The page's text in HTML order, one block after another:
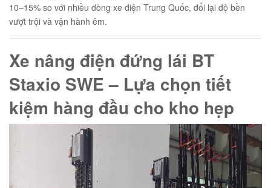
10–15% so với nhiều dòng xe điện Trung Quốc, đổi lại độ bền
vượt trội và vận hành êm.
Xe nâng điện đứng lái BT
Staxio SWE – Lựa chọn tiết
kiệm hàng đầu cho kho hẹp